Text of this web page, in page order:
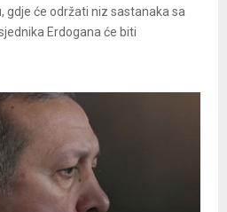
gdje će održati niz sastanaka sa
Erdogana će biti